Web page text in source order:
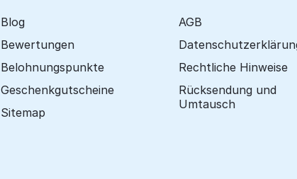
Blog
Bewertungen
Belohnungspunkte
Geschenkgutscheine
Sitemap
AGB
Rechtliche Hinweise
Rücksendung und
Umtausch